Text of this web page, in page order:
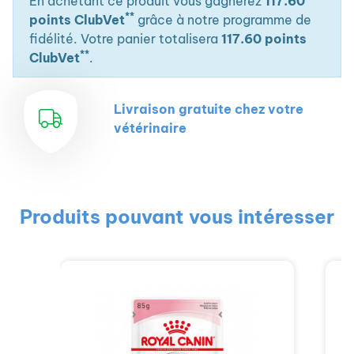
points ClubVet** grâce à notre programme de
fidélité. Votre panier totalisera 117.60 points
ClubVet**.
Livraison gratuite chez votre
vétérinaire
Produits pouvant vous intéresser